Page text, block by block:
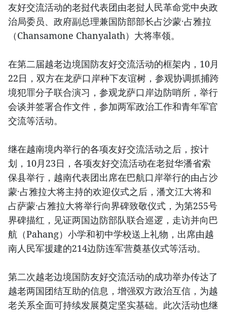
友好交流活动的老挝代表团由老挝人民革命党中央政
治局委员、政府副总理兼国防部部长占沙蒙·占雅拉
（Chansamone Chanyalath）大将率领。
在第二届越老边境国防友好交流活动的框架内，10月
22日，双方在龙萨口岸种下友谊树，参观协调抓捕跨
境犯罪分子联合演习，参观龙萨口岸边防哨所，举行
会谈并签署合作文件，参加两军政治工作和青年军官
交流等活动。
继在越南境内举行的各项友好交流活动之后，按计
划，10月23日，各项友好交流活动在老挝华潘省索
保县举行，越南代表团出席在巴航口岸举行的由占沙
蒙·占雅拉大将主持的欢迎仪式之后，潘文江大将和
占萨蒙·占雅拉大将举行向界碑致敬仪式，为第255号
界碑描红，见证两国边防部队联合巡逻，走访并向巴
航（Pahang）小学和初中学校送上礼物，出席由越
南人民军援建的214边防连军营奠基仪式等活动。
第二次越老边境国防友好交流活动的成功举办传达了
越老两国团结互助的信息，增强双方政治互信，为越
老关系全面可持续发展奠定坚实基础。此次活动也继